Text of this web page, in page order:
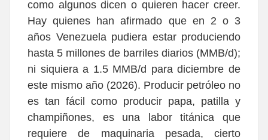
como algunos dicen o quieren hacer creer.
Hay quienes han afirmado que en 2 o 3
años Venezuela pudiera estar produciendo
hasta 5 millones de barriles diarios (MMB/d);
ni siquiera a 1.5 MMB/d para diciembre de
este mismo año (2026). Producir petróleo no
es tan fácil como producir papa, patilla y
champiñones, es una labor titánica que
requiere de maquinaria pesada, cierto